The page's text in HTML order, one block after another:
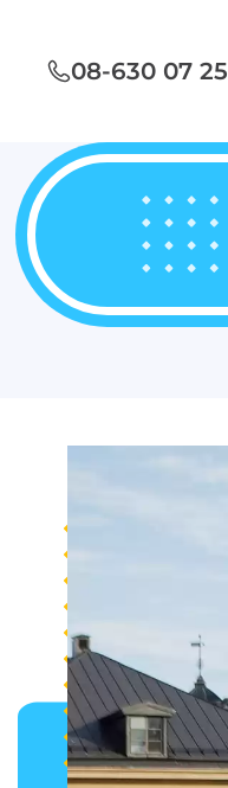
08-630 07 25